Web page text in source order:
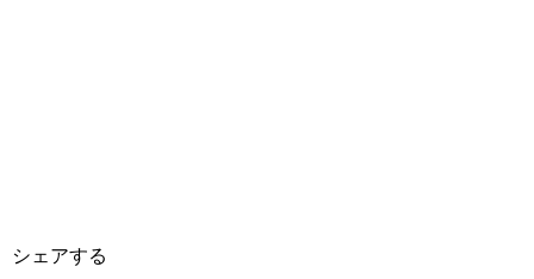
シェアする